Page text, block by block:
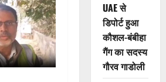
UAE से
डिपोर्ट हुआ
कौशल-बंबीहा
गैंग का सदस्य
गौरव गाडोली